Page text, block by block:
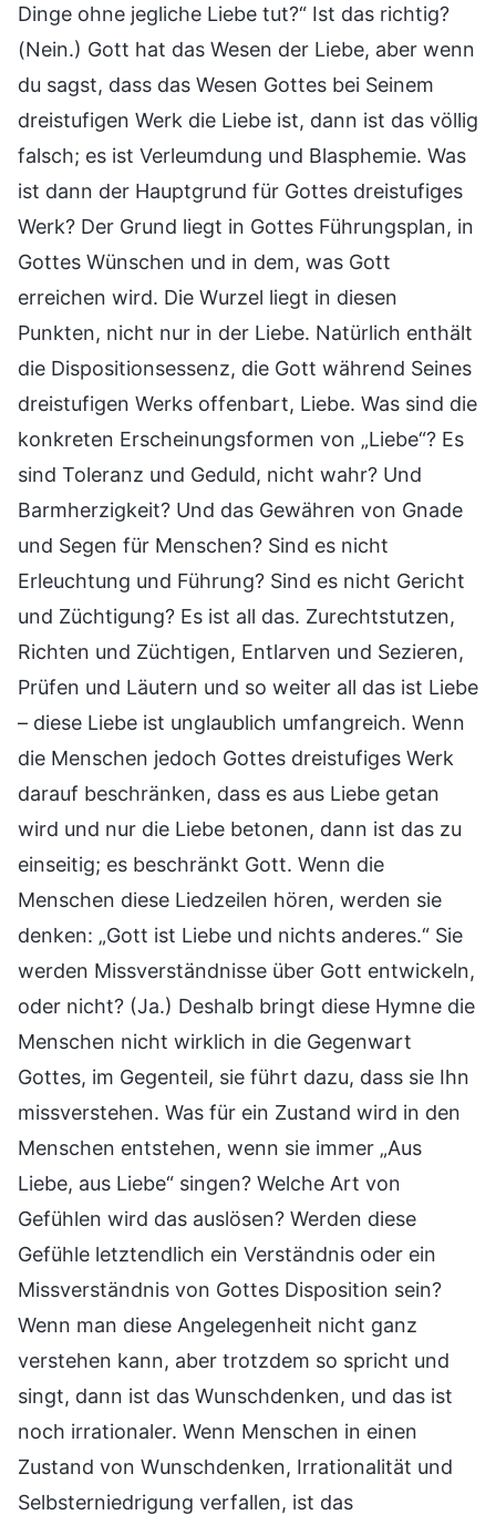
Dinge ohne jegliche Liebe tut?“ Ist das richtig?
(Nein.) Gott hat das Wesen der Liebe, aber wenn
du sagst, dass das Wesen Gottes bei Seinem
dreistufigen Werk die Liebe ist, dann ist das völlig
falsch; es ist Verleumdung und Blasphemie. Was
ist dann der Hauptgrund für Gottes dreistufiges
Werk? Der Grund liegt in Gottes Führungsplan, in
Gottes Wünschen und in dem, was Gott
erreichen wird. Die Wurzel liegt in diesen
Punkten, nicht nur in der Liebe. Natürlich enthält
die Dispositionsessenz, die Gott während Seines
dreistufigen Werks offenbart, Liebe. Was sind die
konkreten Erscheinungsformen von „Liebe“? Es
sind Toleranz und Geduld, nicht wahr? Und
Barmherzigkeit? Und das Gewähren von Gnade
und Segen für Menschen? Sind es nicht
Erleuchtung und Führung? Sind es nicht Gericht
und Züchtigung? Es ist all das. Zurechtstutzen,
Richten und Züchtigen, Entlarven und Sezieren,
Prüfen und Läutern und so weiter all das ist Liebe
– diese Liebe ist unglaublich umfangreich. Wenn
die Menschen jedoch Gottes dreistufiges Werk
darauf beschränken, dass es aus Liebe getan
wird und nur die Liebe betonen, dann ist das zu
einseitig; es beschränkt Gott. Wenn die
Menschen diese Liedzeilen hören, werden sie
denken: „Gott ist Liebe und nichts anderes.“ Sie
werden Missverständnisse über Gott entwickeln,
oder nicht? (Ja.) Deshalb bringt diese Hymne die
Menschen nicht wirklich in die Gegenwart
Gottes, im Gegenteil, sie führt dazu, dass sie Ihn
missverstehen. Was für ein Zustand wird in den
Menschen entstehen, wenn sie immer „Aus
Liebe, aus Liebe“ singen? Welche Art von
Gefühlen wird das auslösen? Werden diese
Gefühle letztendlich ein Verständnis oder ein
Missverständnis von Gottes Disposition sein?
Wenn man diese Angelegenheit nicht ganz
verstehen kann, aber trotzdem so spricht und
singt, dann ist das Wunschdenken, und das ist
noch irrationaler. Wenn Menschen in einen
Zustand von Wunschdenken, Irrationalität und
Selbsterniedrigung verfallen, ist das